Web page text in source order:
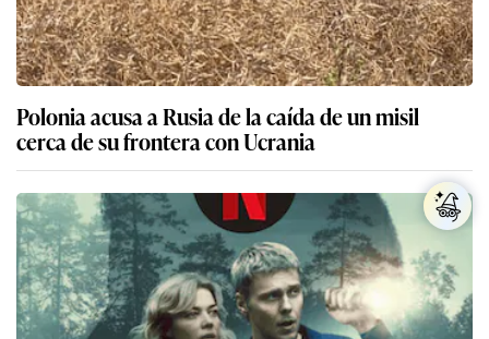
Polonia acusa a Rusia de la caída de un misil
cerca de su frontera con Ucrania